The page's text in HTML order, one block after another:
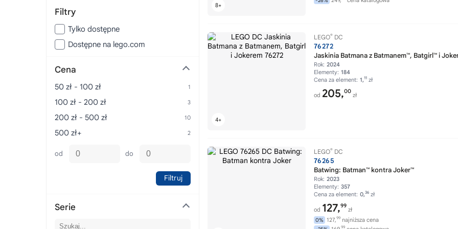
LEGO® DC
76272
Jaskinia Batmana z Batmanem™, Batgirl™ i
Rok: 2024
Elementy: 184
Cena za element: 1,11 zł
od 205,00
zł
LEGO® DC
76265
Batwing: Batman™ kontra Joker™
Rok: 2023
Elementy: 357
Cena za element: 0,36 zł
od 127,99
zł
0% 127,99 najniższa cena
99
Filtry
Tylko dostępne
Dostępne na lego.com
Cena
50 zł - 100 zł
100 zł - 200 zł
200 zł - 500 zł
500 zł+
od do
Filtruj
Serie